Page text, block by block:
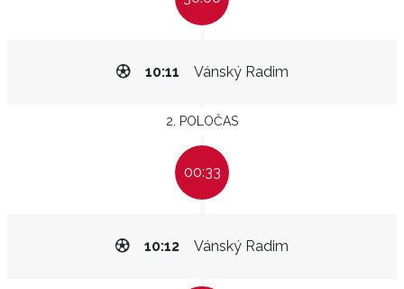
Vánský Radim
10:11
2. POLOČAS
00:33
Vánský Radim
10:12